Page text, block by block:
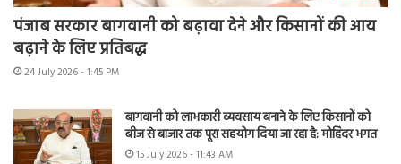
पंजाब सरकार बागवानी को बढ़ावा देने और किसानों की आय
बढ़ाने के लिए प्रतिबद्ध
24 July 2026 - 1:45 PM
बागवानी को लाभकारी व्यवसाय बनाने के लिए किसानों को
बीज से बाजार तक पूरा सहयोग दिया जा रहा है: मोहिंदर भगत
15 July 2026 - 11:43 AM